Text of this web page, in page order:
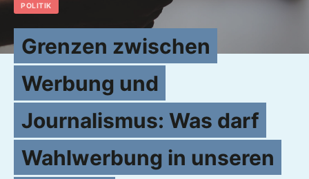
POLITIK
Grenzen zwischen
Werbung und
Journalismus: Was darf
Wahlwerbung in unseren